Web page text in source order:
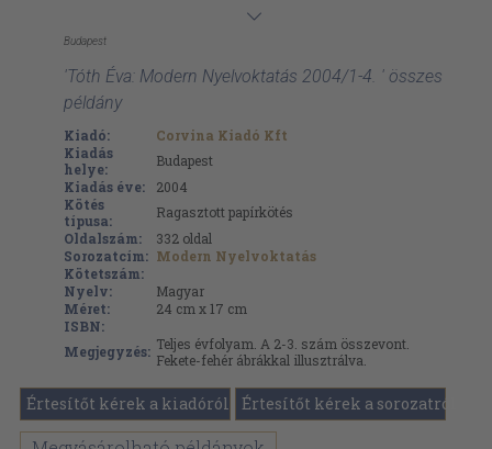
Budapest
'Tóth Éva: Modern Nyelvoktatás 2004/1-4. ' összes
példány
Kiadó:
Corvina Kiadó Kft
Kiadás
helye:
Budapest
Kiadás éve:
2004
Kötés
típusa:
Ragasztott papírkötés
Oldalszám:
332 oldal
Sorozatcím: Modern Nyelvoktatás
Kötetszám:
Nyelv:
Magyar
Méret:
24 cm x 17 cm
ISBN:
Megjegyzés: Teljes évfolyam. A 2-3. szám összevont.
Fekete-fehér ábrákkal illusztrálva.
Értesítőt kérek a kiadóról Értesítőt kérek a sorozatról